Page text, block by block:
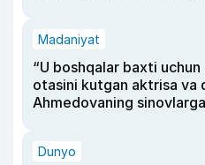
Madaniyat
“U boshqalar baxti uchun
otasini kutgan aktrisa va
Ahmedovaning
Dunyo